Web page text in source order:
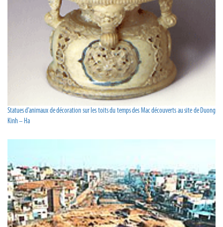
Statues d’animaux de décoration sur les toits du temps des Mac découverts au site de Duong
Kinh – Ha